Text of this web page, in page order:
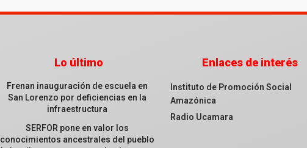
Lo último
Frenan inauguración de escuela en
San Lorenzo por deficiencias en la
infraestructura
SERFOR pone en valor los
conocimientos ancestrales del pueblo
Enlaces de interés
Instituto de Promoción Social
Amazónica
Radio Ucamara